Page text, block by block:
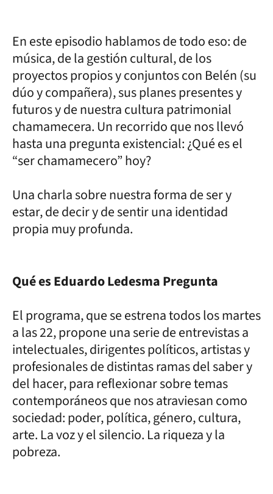
En este episodio hablamos de todo eso: de
música, de la gestión cultural, de los
proyectos propios y conjuntos con Belén (su
dúo y compañera), sus planes presentes y
futuros y de nuestra cultura patrimonial
chamamecera. Un recorrido que nos llevó
hasta una pregunta existencial: ¿Qué es el
“ser chamamecero” hoy?
Una charla sobre nuestra forma de ser y
estar, de decir y de sentir una identidad
propia muy profunda.
Qué es Eduardo Ledesma Pregunta
El programa, que se estrena todos los martes
a las 22, propone una serie de entrevistas a
intelectuales, dirigentes políticos, artistas y
profesionales de distintas ramas del saber y
del hacer, para reflexionar sobre temas
contemporáneos que nos atraviesan como
sociedad: poder, política, género, cultura,
arte. La voz y el silencio. La riqueza y la
pobreza.